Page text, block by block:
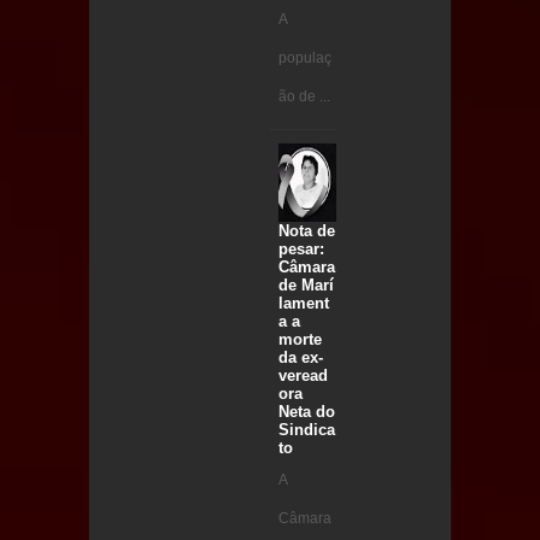
A
populaç
ão de ...
Nota de
pesar:
Câmara
de Marí
lament
a a
morte
da ex-
veread
ora
Neta do
Sindica
to
A
Câmara